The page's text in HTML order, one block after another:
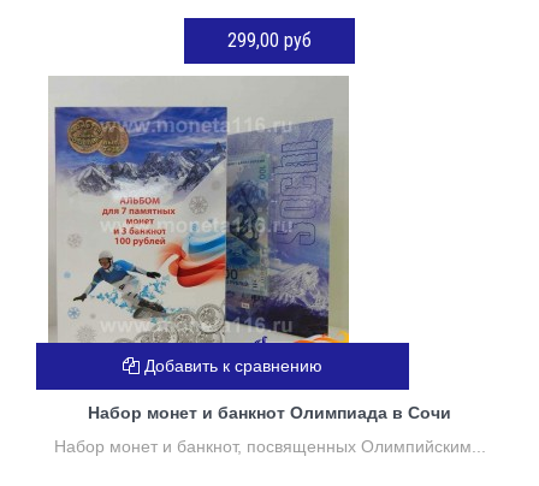
299,00 руб
Набор монет и банкнот Олимпиада в Сочи
Набор монет и банкнот, посвященных Олимпийским...
Добавить к сравнению